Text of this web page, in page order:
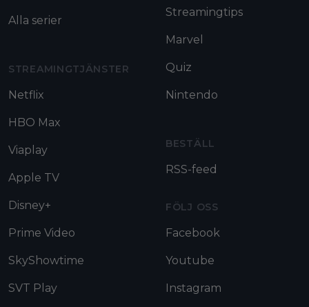
Alla serier
STREAMINGTJÄNSTER
Netflix
HBO Max
Viaplay
Apple TV
Disney+
Prime Video
SkyShowtime
SVT Play
Streamingtips
Marvel
Quiz
Nintendo
BESTÄLL
RSS-feed
FÖLJ OSS
Facebook
Youtube
Instagram